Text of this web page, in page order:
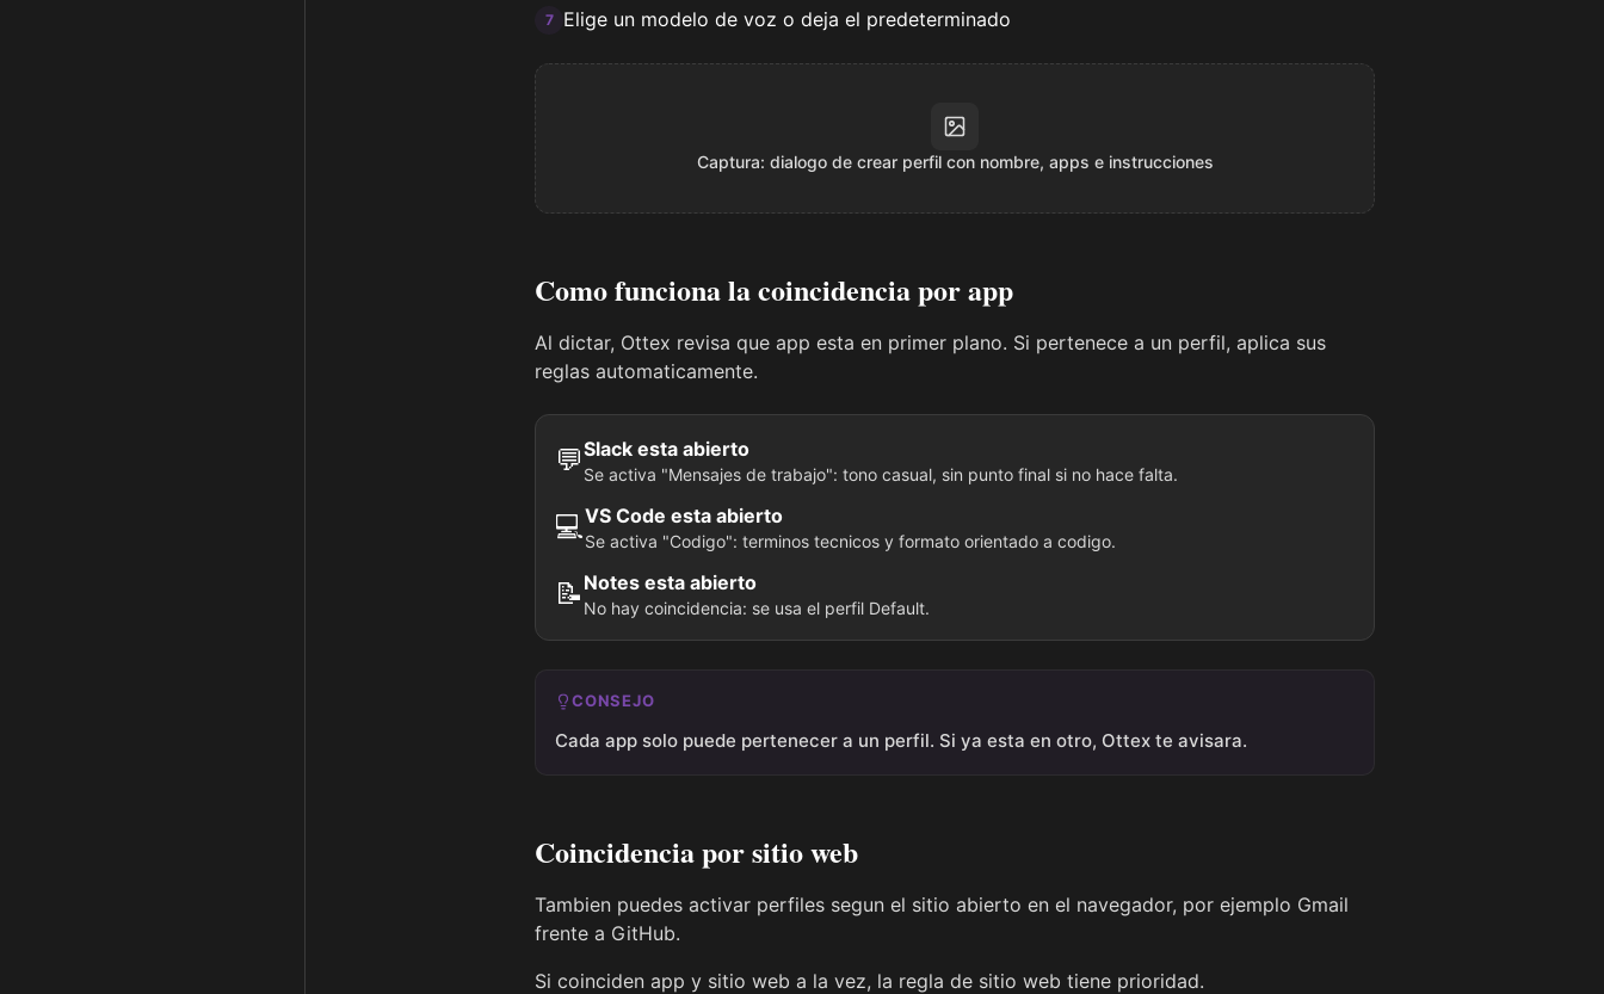
7 Elige un modelo de voz o deja el predeterminado
Captura: dialogo de crear perfil con nombre, apps e instrucciones
Como funciona la coincidencia por app
Al dictar, Ottex revisa que app esta en primer plano. Si pertenece a un perfil, aplica sus
reglas automaticamente.
💬Slack esta abierto
Se activa "Mensajes de trabajo": tono casual, sin punto final si no hace falta.
💻VS Code esta abierto
Se activa "Codigo": terminos tecnicos y formato orientado a codigo.
📝 Notes esta abierto
No hay coincidencia: se usa el perfil Default.
CONSEJO
Cada app solo puede pertenecer a un perfil. Si ya esta en otro, Ottex te avisara.
Coincidencia por sitio web
Tambien puedes activar perfiles segun el sitio abierto en el navegador, por ejemplo Gmail
frente a GitHub.
Si coinciden app y sitio web a la vez, la regla de sitio web tiene prioridad.